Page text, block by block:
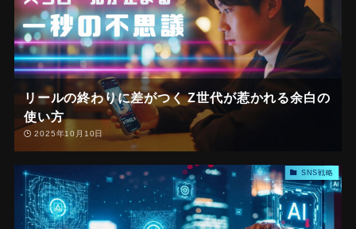
リールの終わりに差がつく Z世代が惹かれる余白の
使い方
2025年10月10日
SNS戦略